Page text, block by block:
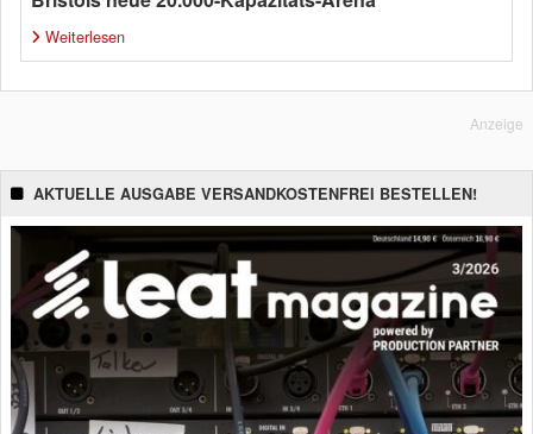
Weiterlesen
Anzeige
AKTUELLE AUSGABE VERSANDKOSTENFREI BESTELLEN!